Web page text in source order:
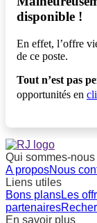
disponible !️
En effet, l’offre
de ce poste.
Tout n’est pas
opportunités en
Qui sommes-nous
A proposNous
Liens utiles
Bons plansLes
partenaires
En savoir plus